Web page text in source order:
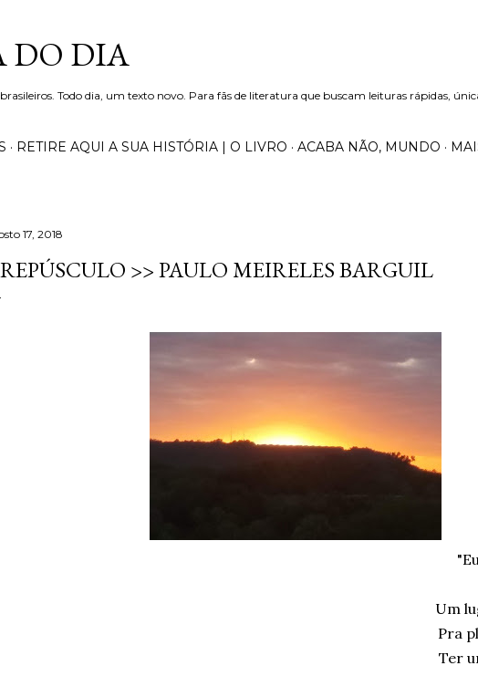
DO DIA
Todo dia, um texto novo. Para fãs de literatura que buscam leituras rápidas,
RETIRE AQUI A SUA HISTÓRIA | O LIVRO ACABA NÃO, MUNDO
17, 2018
>> PAULO MEIRELES BARGUIL
Um
Pra
Ter